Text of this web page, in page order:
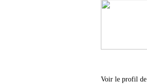
Voir le profil de